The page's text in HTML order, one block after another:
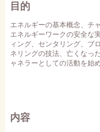
目的
エネルギーの基本概念、チ
エネルギーワークの安全な
ィング、センタリング、ブ
ネリングの技法、亡くなっ
ャネラーとしての活動を始
内容